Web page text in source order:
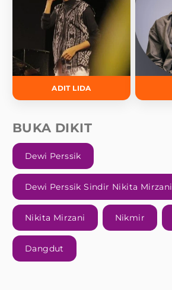
ADIT LIDA
BUKA DIKIT
Dewi Perssik
Dewi Perssik Sindir Nikita Mirzani
Nikita Mirzani Nikmir
Dangdut